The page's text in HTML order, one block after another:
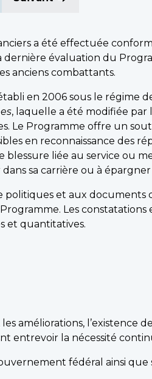
a été effectuée
dernière évaluation du
anciens combattants.
en 2006 sous le régime
, laquelle a été modifiée par
Le Programme offre un
en reconnaissance des
blessure liée au service ou
sa carrière ou à
et aux documents
Les constatations
et quantitatives.
améliorations, l’existence
entrevoir la nécessité
fédéral ainsi